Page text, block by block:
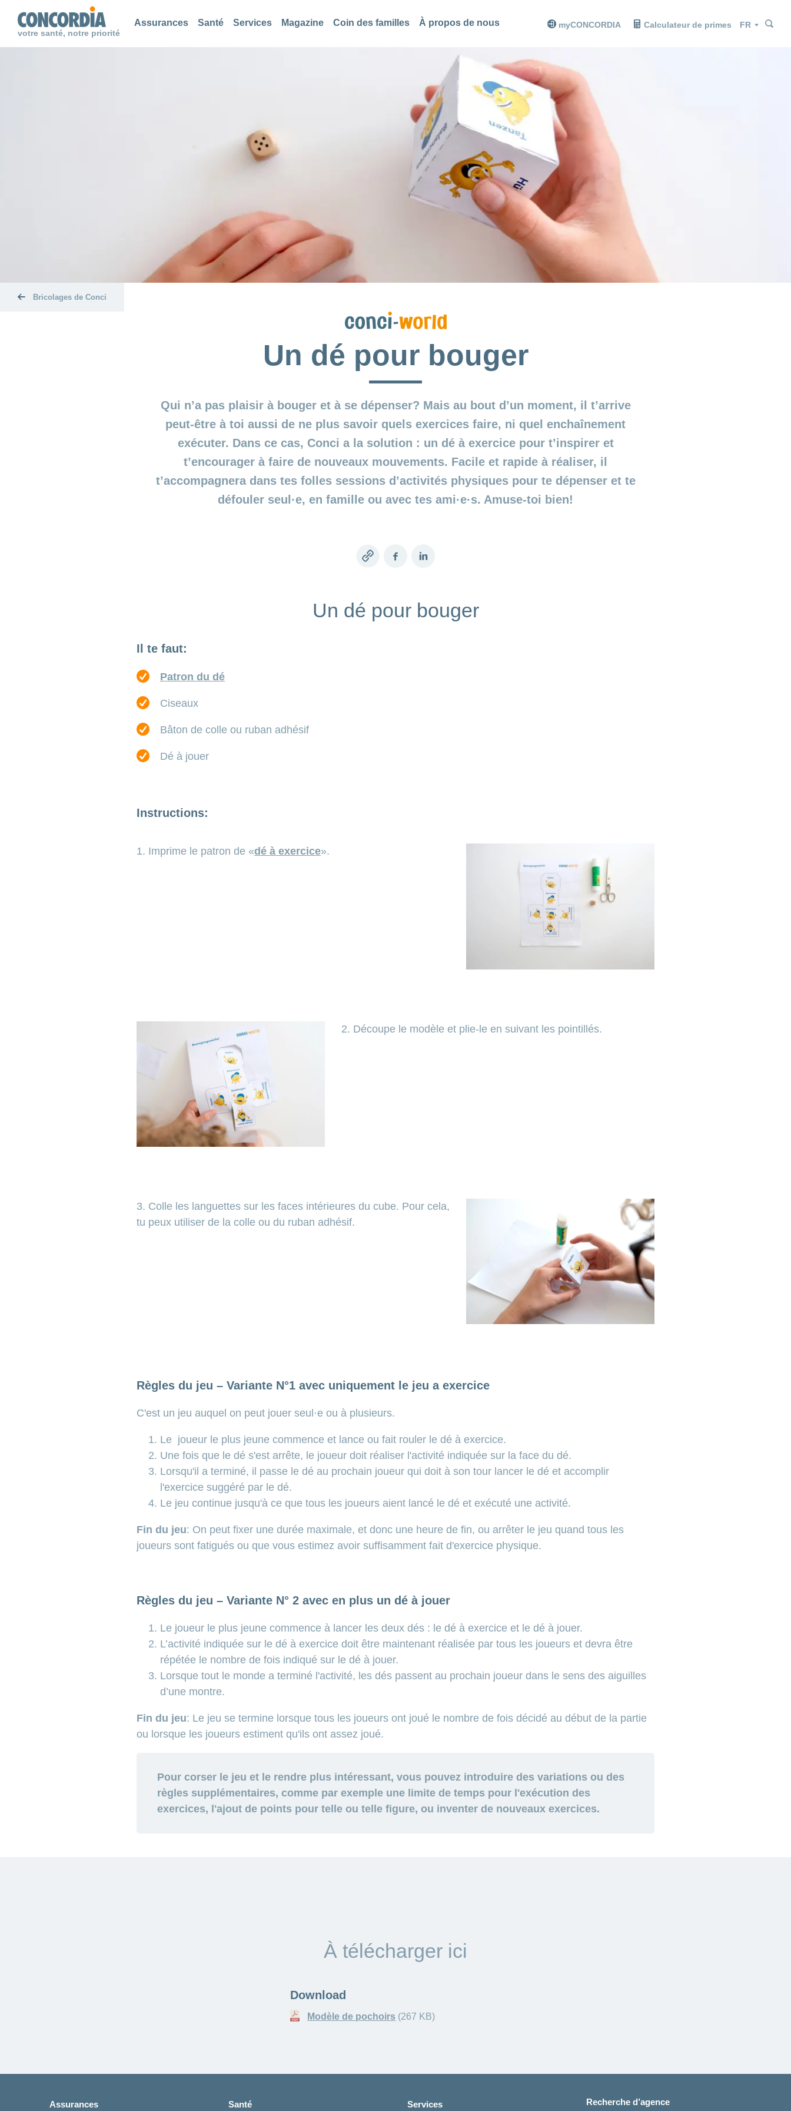
votre santé, notre priorité
Assurances Santé Services Magazine Coin des familles À propos de nous myCONCORDIA Calculateur de primes Langue
Chercher
Chercher
Chercher
Bricolages de Conci
Un dé pour bouger
Qui n’a pas plaisir à bouger et à se dépenser? Mais au bout d’un moment, il t’arrive
peut-être à toi aussi de ne plus savoir quels exercices faire, ni quel enchaînement
exécuter. Dans ce cas, Conci a la solution : un dé à exercice pour t’inspirer et
t’encourager à faire de nouveaux mouvements. Facile et rapide à réaliser, il
t’accompagnera dans tes folles sessions d’activités physiques pour te dépenser et te
défouler seul·e, en famille ou avec tes ami·e·s. Amuse-toi bien!
Copy
FacebookLinkedIn
Un dé pour bouger
Il te faut:
Patron du dé
Ciseaux
Bâton de colle ou ruban adhésif
Dé à jouer
Instructions:
1. Imprime le patron de «dé à exercice».
2. Découpe le modèle et plie-le en suivant les pointillés.
3. Colle les languettes sur les faces intérieures du cube. Pour cela,
tu peux utiliser de la colle ou du ruban adhésif.
Règles du jeu – Variante N°1 avec uniquement le jeu a exercice
C'est un jeu auquel on peut jouer seul·e ou à plusieurs.
Le joueur le plus jeune commence et lance ou fait rouler le dé à exercice.
Une fois que le dé s'est arrête, le joueur doit réaliser l'activité indiquée sur la face du dé.
Lorsqu'il a terminé, il passe le dé au prochain joueur qui doit à son tour lancer le dé et accomplir
l'exercice suggéré par le dé.
Le jeu continue jusqu'à ce que tous les joueurs aient lancé le dé et exécuté une activité.
Fin du jeu: On peut fixer une durée maximale, et donc une heure de fin, ou arrêter le jeu quand tous les
joueurs sont fatigués ou que vous estimez avoir suffisamment fait d'exercice physique.
Règles du jeu – Variante N° 2 avec en plus un dé à jouer
Le joueur le plus jeune commence à lancer les deux dés : le dé à exercice et le dé à jouer.
L’activité indiquée sur le dé à exercice doit être maintenant réalisée par tous les joueurs et devra être
répétée le nombre de fois indiqué sur le dé à jouer.
Lorsque tout le monde a terminé l'activité, les dés passent au prochain joueur dans le sens des aiguilles
d’une montre.
Fin du jeu: Le jeu se termine lorsque tous les joueurs ont joué le nombre de fois décidé au début de la partie
ou lorsque les joueurs estiment qu'ils ont assez joué.
Pour corser le jeu et le rendre plus intéressant, vous pouvez introduire des variations ou des
règles supplémentaires, comme par exemple une limite de temps pour l'exécution des
exercices, l'ajout de points pour telle ou telle figure, ou inventer de nouveaux exercices.
À télécharger ici
Download
Modèle de pochoirs (267 KB)
Assurances Santé Services Recherche d’agence